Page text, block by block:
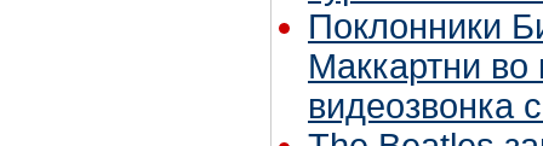
Поклонники
Маккартни во
видеозвонка